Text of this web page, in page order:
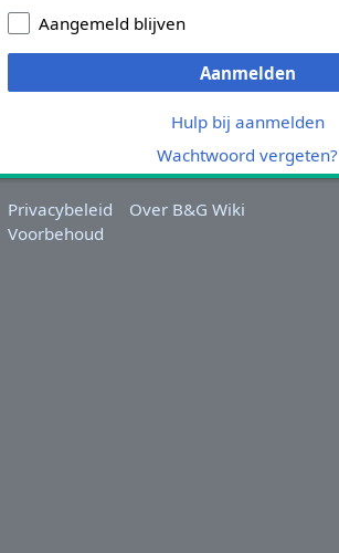
Aangemeld blijven
Aanmelden
Hulp bij aanmelden
Wachtwoord vergeten?
Privacybeleid
Over B&G Wiki
Voorbehoud